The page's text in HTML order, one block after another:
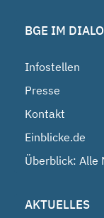
BGE IM
Infostellen
Presse
Kontakt
Einblicke.de
Überblick: Alle
AKTUELLES